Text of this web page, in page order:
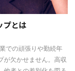
プとは
での頑張りや勤続年
が欠かせません。高収